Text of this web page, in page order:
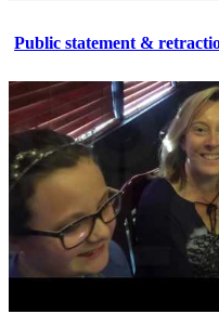
Public statement &